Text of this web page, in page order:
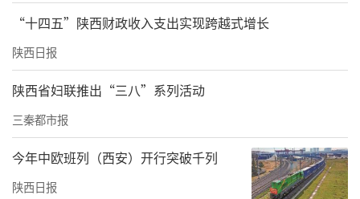
“十四五”陕西财政收入支出实现跨越式增长
陕西日报
陕西省妇联推出“三八”系列活动
三秦都市报
今年中欧班列（西安）开行突破千列
陕西日报